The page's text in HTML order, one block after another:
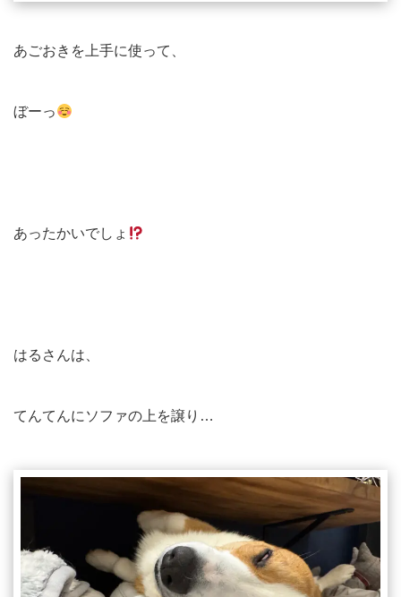
あごおきを上手に使って、
ぼーっ
あったかいでしょ
はるさんは、
てんてんにソファの上を譲り…